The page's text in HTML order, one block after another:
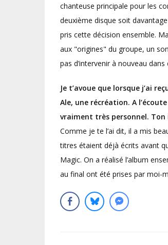
chanteuse principale pour les
deuxième disque soit
pris cette décision ensemble.
aux "origines" du groupe, un
pas d’intervenir à nouveau
Je t’avoue que lorsque j’ai
Ale, une récréation. A
vraiment très personnel.
Comme je te l’ai dit, il a mis
titres étaient déjà écrits avant
Magic. On a réalisé l’album
au final ont été prises par moi-